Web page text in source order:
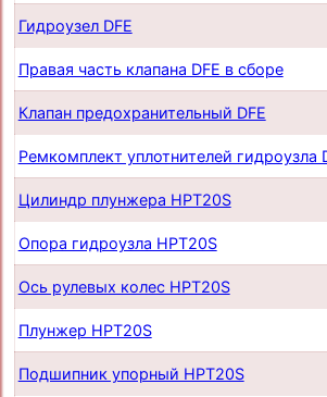
Гидроузел DFE
Правая часть клапана DFE в сборе
Клапан предохранительный DFE
Ремкомплект уплотнителей гидроузла
Цилиндр плунжера HPT20S
Опора гидроузла HPT20S
Ось рулевых колес HPT20S
Плунжер HPT20S
Подшипник упорный HPT20S